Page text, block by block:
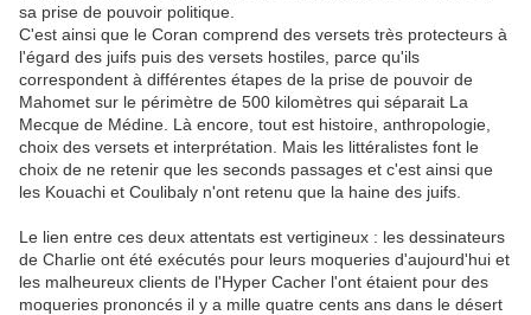
sa prise de pouvoir politique.
C'est ainsi que le Coran comprend des versets très protecteurs à
l'égard des juifs puis des versets hostiles, parce qu'ils
correspondent à différentes étapes de la prise de pouvoir de
Mahomet sur le périmètre de 500 kilomètres qui séparait La
Mecque de Médine. Là encore, tout est histoire, anthropologie,
choix des versets et interprétation. Mais les littéralistes font le
choix de ne retenir que les seconds passages et c'est ainsi que
les Kouachi et Coulibaly n'ont retenu que la haine des juifs.
Le lien entre ces deux attentats est vertigineux : les dessinateurs
de Charlie ont été exécutés pour leurs moqueries d'aujourd'hui et
les malheureux clients de l'Hyper Cacher l'ont étaient pour des
moqueries prononcés il y a mille quatre cents ans dans le désert